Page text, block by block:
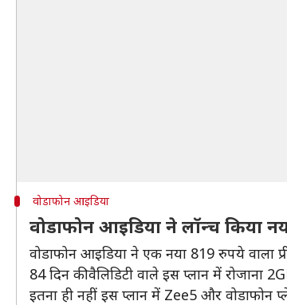
वोडाफोन आइडिया
वोडाफोन आइडिया ने लॉन्च किया
वोडाफोन आइडिया ने एक नया 819 रुपये वाला
84 दिन की वैलिडिटी वाले इस प्लान में रोजाना
इतना ही नहीं इस प्लान में Zee5 और वोडाफोन